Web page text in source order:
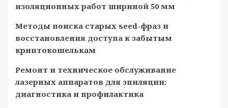
изоляционных работ шириной 50 мм
Методы поиска старых seed-фраз и
восстановления доступа к забытым
криптокошелькам
Ремонт и техническое обслуживание
лазерных аппаратов для эпиляции:
диагностика и профилактика